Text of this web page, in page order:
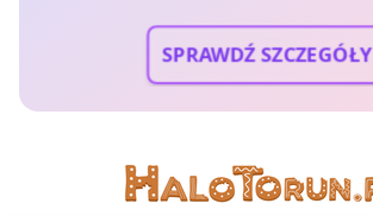
SPRAWDŹ SZCZEGÓŁY